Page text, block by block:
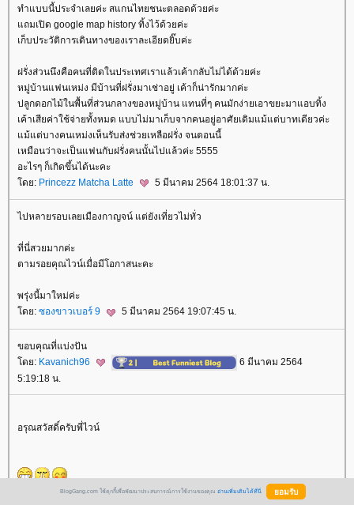
ทำแบบนี้ประจำเลยค่ะ สแกนไทยชนะตลอดด้วยค่ะ
ถมเปิด google map history ทิ้งไว้ด้วยค่ะ
เก็บประวัติการเดินทางของเราละเอียดยิ๊บค่ะ
ฝรั่งส่วนนึงคือคนที่ติดในประเทศเราแล้วเค้ากลับไม่ได้ด้วยค่ะ
หมู่บ้านแฟนเหม่ง มีบ้านที่ฝรั่งมาเช่าอยู่ เค้าก็น่ารักมากค่ะ
ปลูกดอกไม้ในพื้นที่ส่วนกลางของหมู่บ้าน แทนที่ๆ คนมักง่ายเอาขยะมาแอบทิ้ง
เค้าเสียค่าใช้จ่ายทั้งหมด แบบไม่มาเก็บจากคนอยู่อาศัยเดิมแม้แต่บาทเดียวค่ะ
ม้แต่บางคนเหม่งเห็นรับส่งช่วยเหลือฝรั่ง จนตอนนี้
เหมือนว่าจะเป็นแฟนกับฝรั่งคนนั้นไปแล้วค่ะ 5555
อะไรๆ ก็เกิดขึ้นได้นะคะ
ดย: Princezz Matcha Latte 5 มีนาคม 2564 18:01:37 น.
ไปหลายรอบเลยเมืองกาญจน์ แต่ยังเที่ยวไม่ทั่ว
ที่นี่สวยมากค่ะ
ตามรอยคุณไวน์เมื่อมีโอกาสนะคะ
พรุ่งนี้มาใหม่ค่ะ
ดย: ซองขาวเบอร์ 9 5 มีนาคม 2564 19:07:45 น.
ขอบคุณที่แบ่งปัน
ดย: Kavanich96
6 มีนาคม 2564
5:19:18 น.
อรุณสวัสดิ์ครับพี่ไวน์
กะว่าก๋า 6 มีนาคม 2564 6:17:17 น.
BlogGang.com ใช้คุกกี้เพื่อพัฒนาประสบการณ์การใช้งานของคุณ อ่านเพิ่มเติมได้ที่นี่